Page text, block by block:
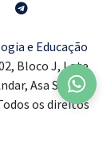
e Educação
Bloco J, Lote
Asa Sul,
os direitos